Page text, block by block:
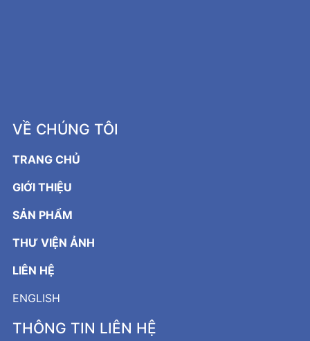
VỀ CHÚNG TÔI
TRANG CHỦ
GIỚI THIỆU
SẢN PHẨM
THƯ VIỆN ẢNH
LIÊN HỆ
ENGLISH
THÔNG TIN LIÊN HỆ